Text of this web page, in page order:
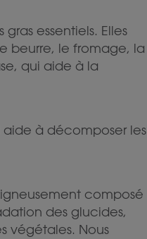
essentiels. Elles
beurre, le fromage, la
qui aide à la
à décomposer les
composé
des glucides,
végétales. Nous